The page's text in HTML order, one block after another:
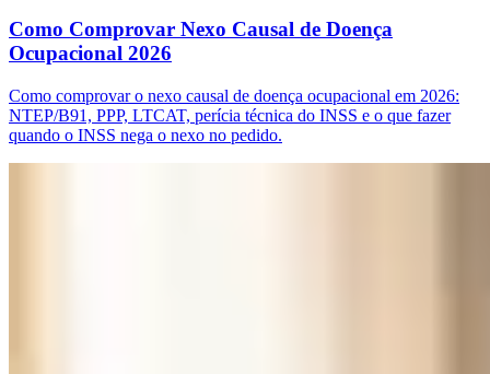
Como Comprovar Nexo Causal de Doença
Ocupacional 2026
Como comprovar o nexo causal de doença ocupacional em 2026:
NTEP/B91, PPP, LTCAT, perícia técnica do INSS e o que fazer
quando o INSS nega o nexo no pedido.